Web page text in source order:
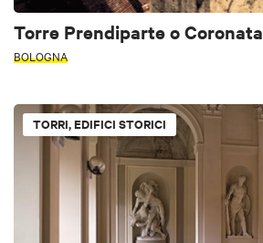
Torre Prendiparte o Coronata
BOLOGNA
TORRI, EDIFICI STORICI